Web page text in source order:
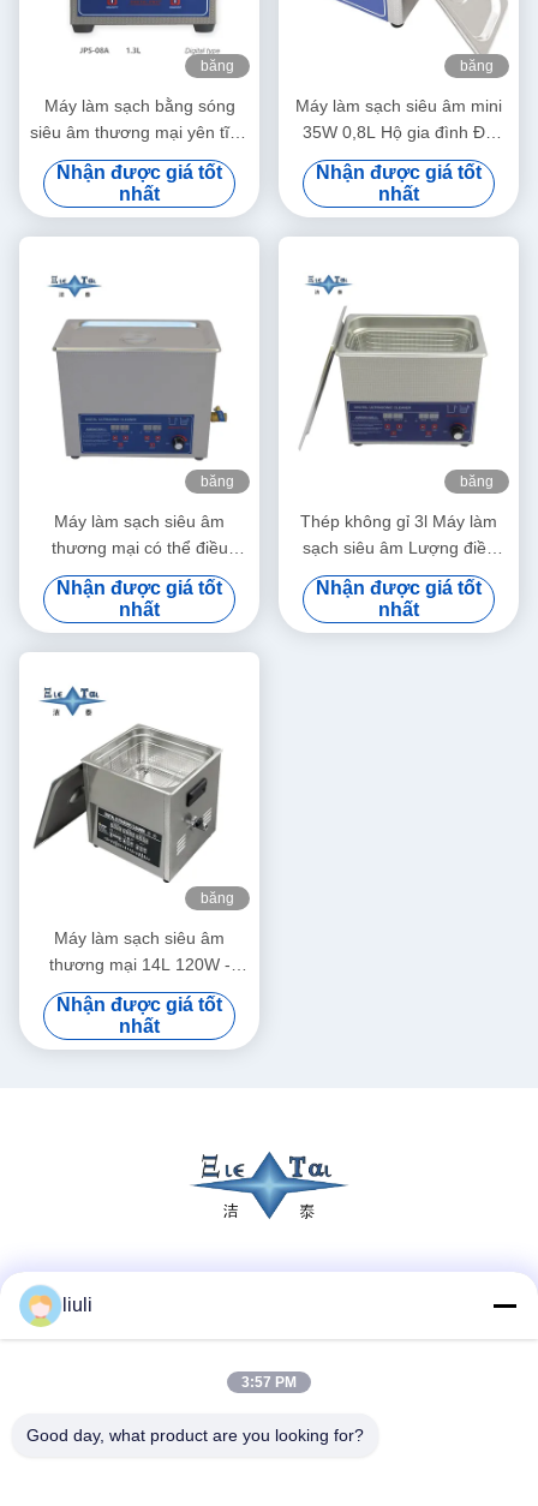
băng
Máy làm sạch bằng sóng
siêu âm thương mại yên tĩnh
1.3L Máy làm sạch bằng
sóng siêu âm kỹ thuật số
60W Với hẹn giờ đa cấp
Nhận được giá tốt
nhất
băng
Máy làm sạch siêu âm mini
35W 0,8L Hộ gia đình Đa
dụng Làm sạch sâu Trang
sức Kính mắt Đồng hồ Máy
cạo râu Răng giả
Nhận được giá tốt
nhất
băng
Máy làm sạch siêu âm
thương mại có thể điều
chỉnh công suất 6L Máy làm
sạch siêu âm kỹ thuật số
70W - 180W
Nhận được giá tốt
nhất
băng
Thép không gỉ 3l Máy làm
sạch siêu âm Lượng điều
chỉnh Máy làm sạch siêu âm
nhỏ thông minh
Nhận được giá tốt
nhất
băng
Máy làm sạch siêu âm
thương mại 14L 120W -
300W Máy làm sạch siêu âm
thông minh
Nhận được giá tốt
nhất
Liên lạc nhanh
Điện thoại
liuli
3:57 PM
Good day, what product are you looking for?